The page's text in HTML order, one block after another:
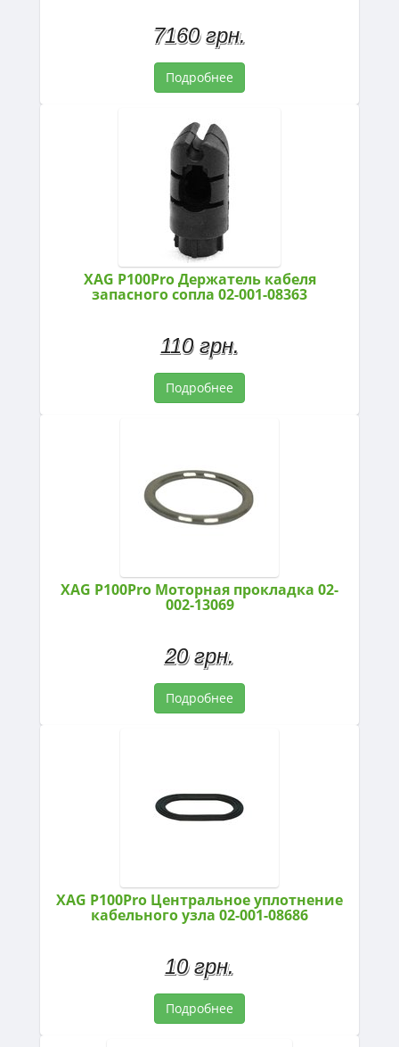
7160 грн.
Подробнее
XAG P100Pro Держатель кабеля
запасного сопла 02-001-08363
110 грн.
Подробнее
XAG P100Pro Моторная прокладка 02-
002-13069
20 грн.
Подробнее
XAG P100Pro Центральное уплотнение
кабельного узла 02-001-08686
10 грн.
Подробнее